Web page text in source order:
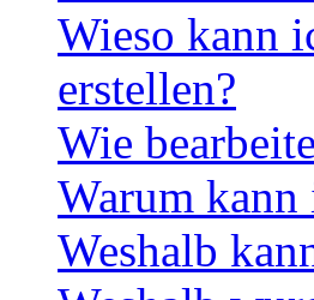
Wieso kann
erstellen?
Wie
Warum
Weshalb